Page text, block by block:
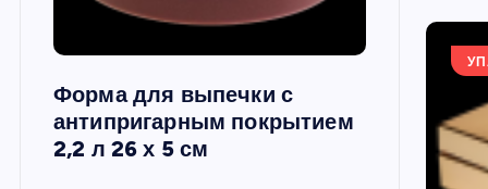
Форма для выпечки с
антипригарным покрытием
2,2 л 26 х 5 см
круглая,